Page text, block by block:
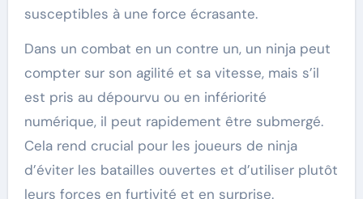
susceptibles à une force écrasante.
Dans un combat en un contre un, un ninja peut
compter sur son agilité et sa vitesse, mais s’il
est pris au dépourvu ou en infériorité
numérique, il peut rapidement être submergé.
Cela rend crucial pour les joueurs de ninja
d’éviter les batailles ouvertes et d’utiliser plutôt
leurs forces en furtivité et en surprise.